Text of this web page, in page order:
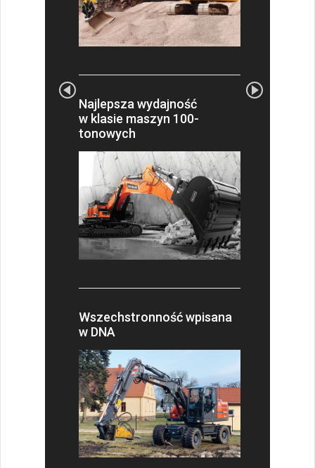
Najlepsza wydajność
w klasie maszyn 100-
tonowych
Wszechstronność wpisana
w DNA